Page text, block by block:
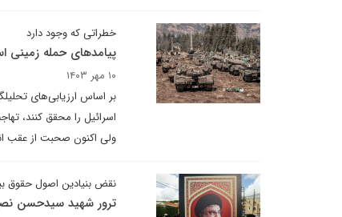
خطراتی که وجود دارد
پیامدهای حمله زمینی
۱۰ مهر ۱۴۰۳
بر اساس ارزیابی‌های
اسرائیل را محقق کنند،
ولی اکنون صحبت از عقب
نقض بنیادین اصول حقوق
ترور شهید سیدحسن